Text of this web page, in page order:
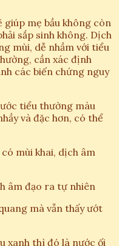
mẹ bầu không còn
sắp sinh không. Dịch
mùi, dễ nhầm với tiểu
cần xác định
các biến chứng nguy
tiểu thường màu
và đặc hơn, có thể
mùi khai, dịch âm
âm đạo ra tự nhiên
mà vẫn thấy ướt
xanh thì đó là nước ối